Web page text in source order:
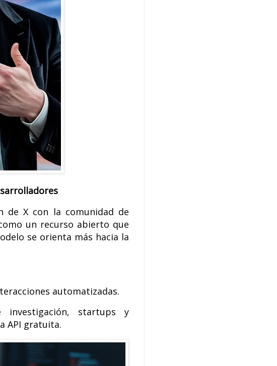
de X con la comunidad de
un recurso abierto que
se orienta más hacia la
automatizadas.
startups y
API gratuita.